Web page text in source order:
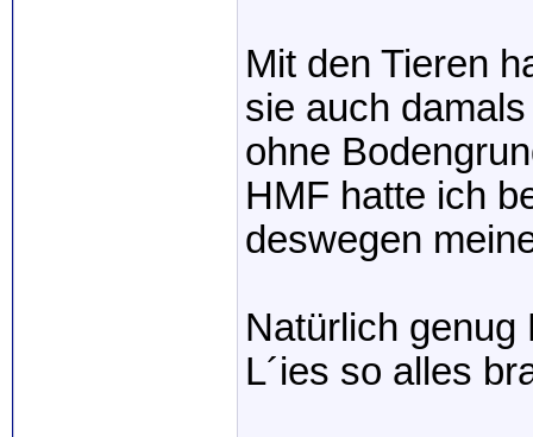
Mit den Tieren
sie auch
ohne
HMF hatte ich
deswegen
Natürlich genug
L´ies so alles